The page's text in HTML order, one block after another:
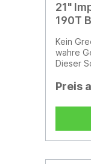
öffnen/
21"
190T
Kein
wahre
Dieser
zur
echte
Preis